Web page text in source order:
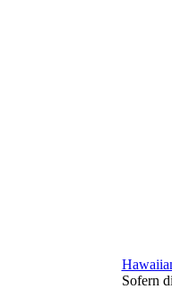
Sofern